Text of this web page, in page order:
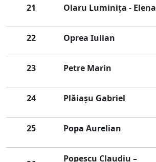
21 Olaru Luminița - Elena
22 Oprea Iulian
23 Petre Marin
24 Plăiașu Gabriel
25 Popa Aurelian
Popescu Claudiu –